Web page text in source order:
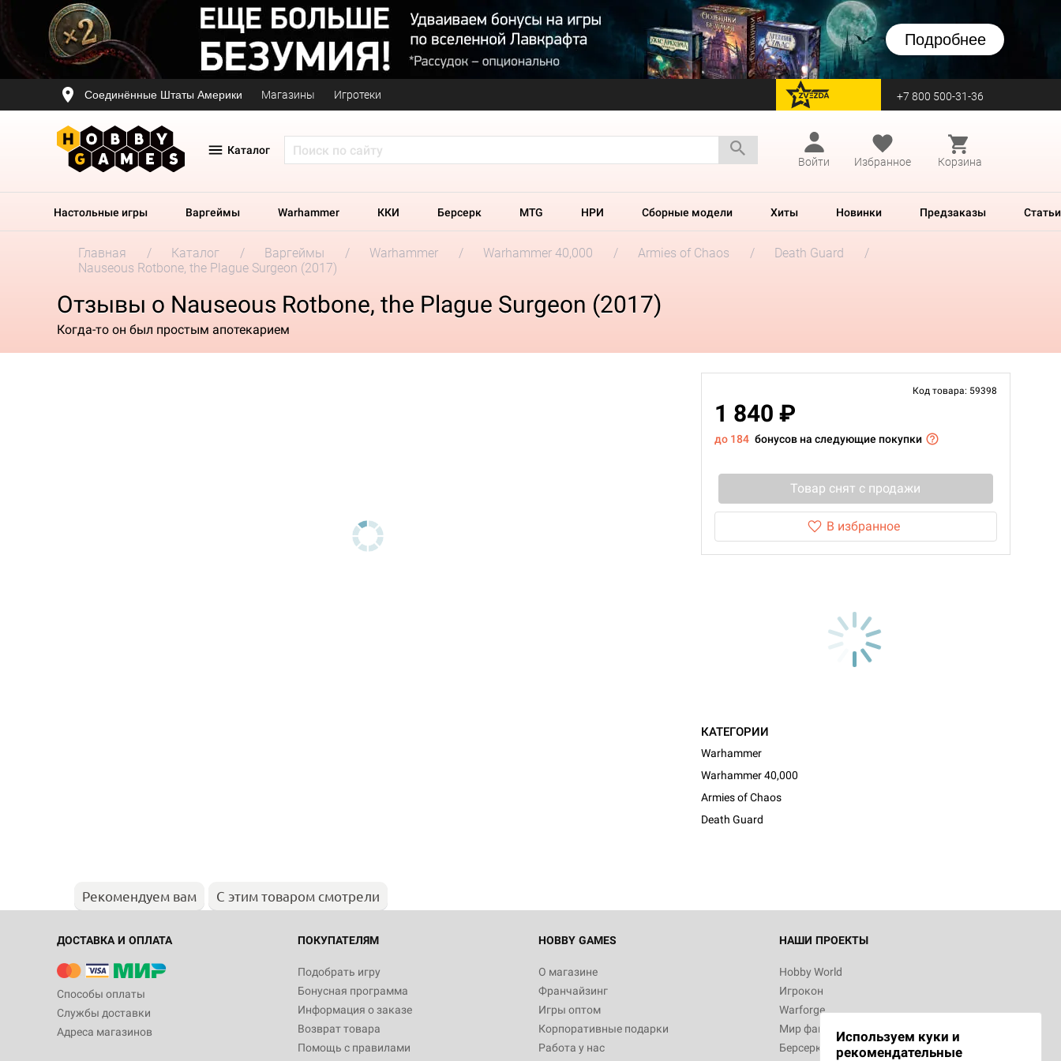
Подробнее
Соединённые Штаты Америки Магазины Игротеки перейти на Zvezda +7 800 500-31-36
Каталог
Войти
Избранное Корзина
Настольные игры Варгеймы Warhammer ККИ Берсерк MTG НРИ Сборные модели Хиты Новинки Предзаказы Статьи
Главная Каталог Варгеймы Warhammer Warhammer 40,000 Armies of Chaos
Death Guard
Nauseous Rotbone, the Plague Surgeon (2017)
Отзывы о Nauseous Rotbone, the Plague Surgeon (2017)
Когда-то он был простым апотекарием
Код товара: 59398
1 840 ₽
до 184 бонусов на следующие покупки
Товар снят с продажи
В избранное
КАТЕГОРИИ
Warhammer
Warhammer 40,000
Armies of Chaos
Death Guard
Рекомендуем вам С этим товаром смотрели
ДОСТАВКА И ОПЛАТА
Способы оплаты
Службы доставки
Адреса магазинов
ПОКУПАТЕЛЯМ
Подобрать игру
Бонусная программа
Информация о заказе
Возврат товара
Помощь с правилами
HOBBY GAMES
О магазине
Франчайзинг
Игры оптом
Корпоративные подарки
Работа у нас
НАШИ ПРОЕКТЫ
Hobby World
Игрокон
Warforge
Мир фантастики
Берсерк
Используем куки и
рекомендательные